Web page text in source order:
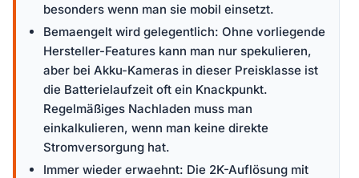
besonders wenn man sie mobil einsetzt.
Bemaengelt wird gelegentlich: Ohne vorliegende
Hersteller-Features kann man nur spekulieren,
aber bei Akku-Kameras in dieser Preisklasse ist
die Batterielaufzeit oft ein Knackpunkt.
Regelmäßiges Nachladen muss man
einkalkulieren, wenn man keine direkte
Stromversorgung hat.
Immer wieder erwaehnt: Die 2K-Auflösung mit